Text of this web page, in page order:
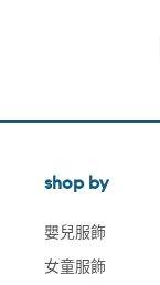
shop by
嬰兒服飾
女童服飾